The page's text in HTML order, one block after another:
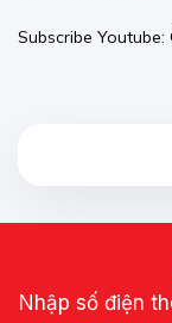
Subscribe Youtube:
Nhập số điện